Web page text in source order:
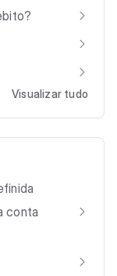
Visualizar tudo
conta